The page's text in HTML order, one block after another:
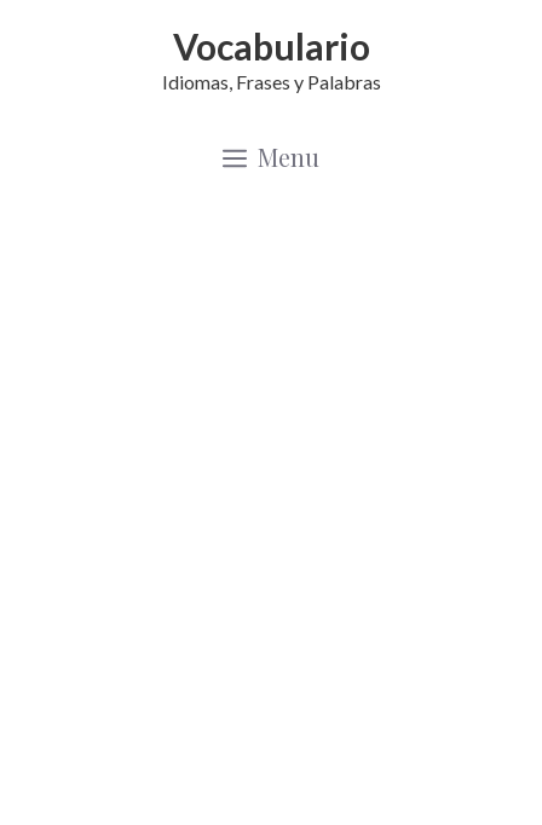
Vocabulario
Idiomas, Frases y Palabras
Menu